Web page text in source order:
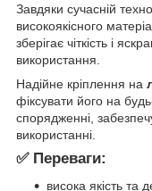
Завдяки сучасній
високоякісного
зберігає чіткість і
використання.
Надійне кріплення на
фіксувати його на
спорядженні,
використанні.
✅ Переваги:
висока якість та